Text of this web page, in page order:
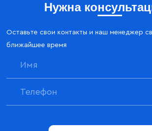
Нужна
Оставьте свои контакты и наш менеджер
ближайшее время